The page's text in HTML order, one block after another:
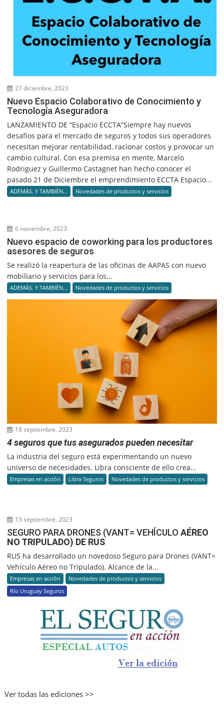
27 diciembre, 2023
Nuevo Espacio Colaborativo de Conocimiento y
Tecnología Aseguradora
LANZAMIENTO DE “Espacio ECCTA”Siempre hay nuevos
desafíos para el mercado de seguros y todos sus operadores
necesitan mejorar rentabilidad, racionar costos y provocar un
cambio cultural. Con esa premisa en mente, Marcelo
Rodriguez y Guillermo Castagnet han hecho conocer el
pasado 21 de Diciembre el emprendimiento ECCTA Espacio...
ADEMÁS. Y TAMBIÉN... Novedades de productos y servicios
6 noviembre, 2023
Nuevo espacio de coworking para los productores
asesores de seguros
Se realizó la reapertura de las oficinas de AAPAS con nuevo
mobiliario y servicios para los...
ADEMÁS. Y TAMBIÉN... Novedades de productos y servicios
18 septiembre, 2023
4 seguros que tus asegurados pueden necesitar
La industria del seguro está experimentando un nuevo
universo de necesidades. Libra consciente de ello crea...
Empresas en acción Libra Seguros Novedades de productos y servicios
13 septiembre, 2023
SEGURO PARA DRONES (VANT= VEHÍCULOAÉREO
NO TRIPULADO) DE RUS
RUS ha desarrollado un novedoso Seguro para Drones (VANT=
Vehículo Aéreo no Tripulado). Alcance de la...
Empresas en acción
Novedades de productos y servicios
Río Uruguay Seguros
Ver todas las ediciones >>